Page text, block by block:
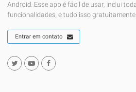
Android. Esse app é fácil de usar, inclui
funcionalidades, e tudo isso gratuitamente.
Entrar em contato